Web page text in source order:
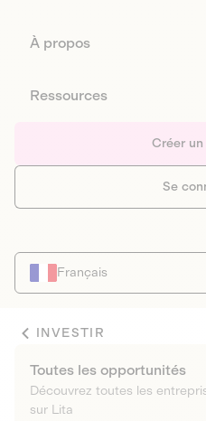
À propos
Ressources
Créer
Se
Français
INVESTIR
Toutes les opportunités
Découvrez toutes les
sur Lita